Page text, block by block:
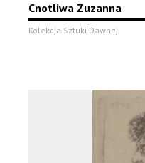
Cnotliwa Zuzanna
Kolekcja Sztuki Dawnej